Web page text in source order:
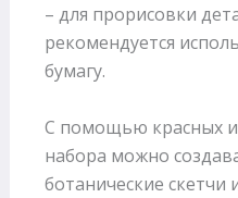
– для прорисовки
рекомендуется
бумагу.
С помощью красных
набора можно
ботанические скетчи